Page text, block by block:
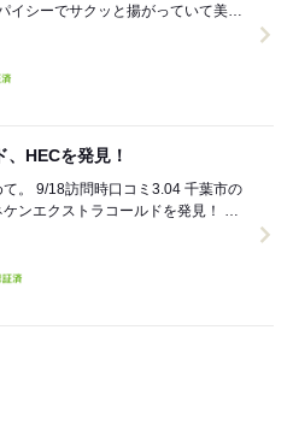
HECを発見！
葉市の
エクストラコールドを発見！ 最